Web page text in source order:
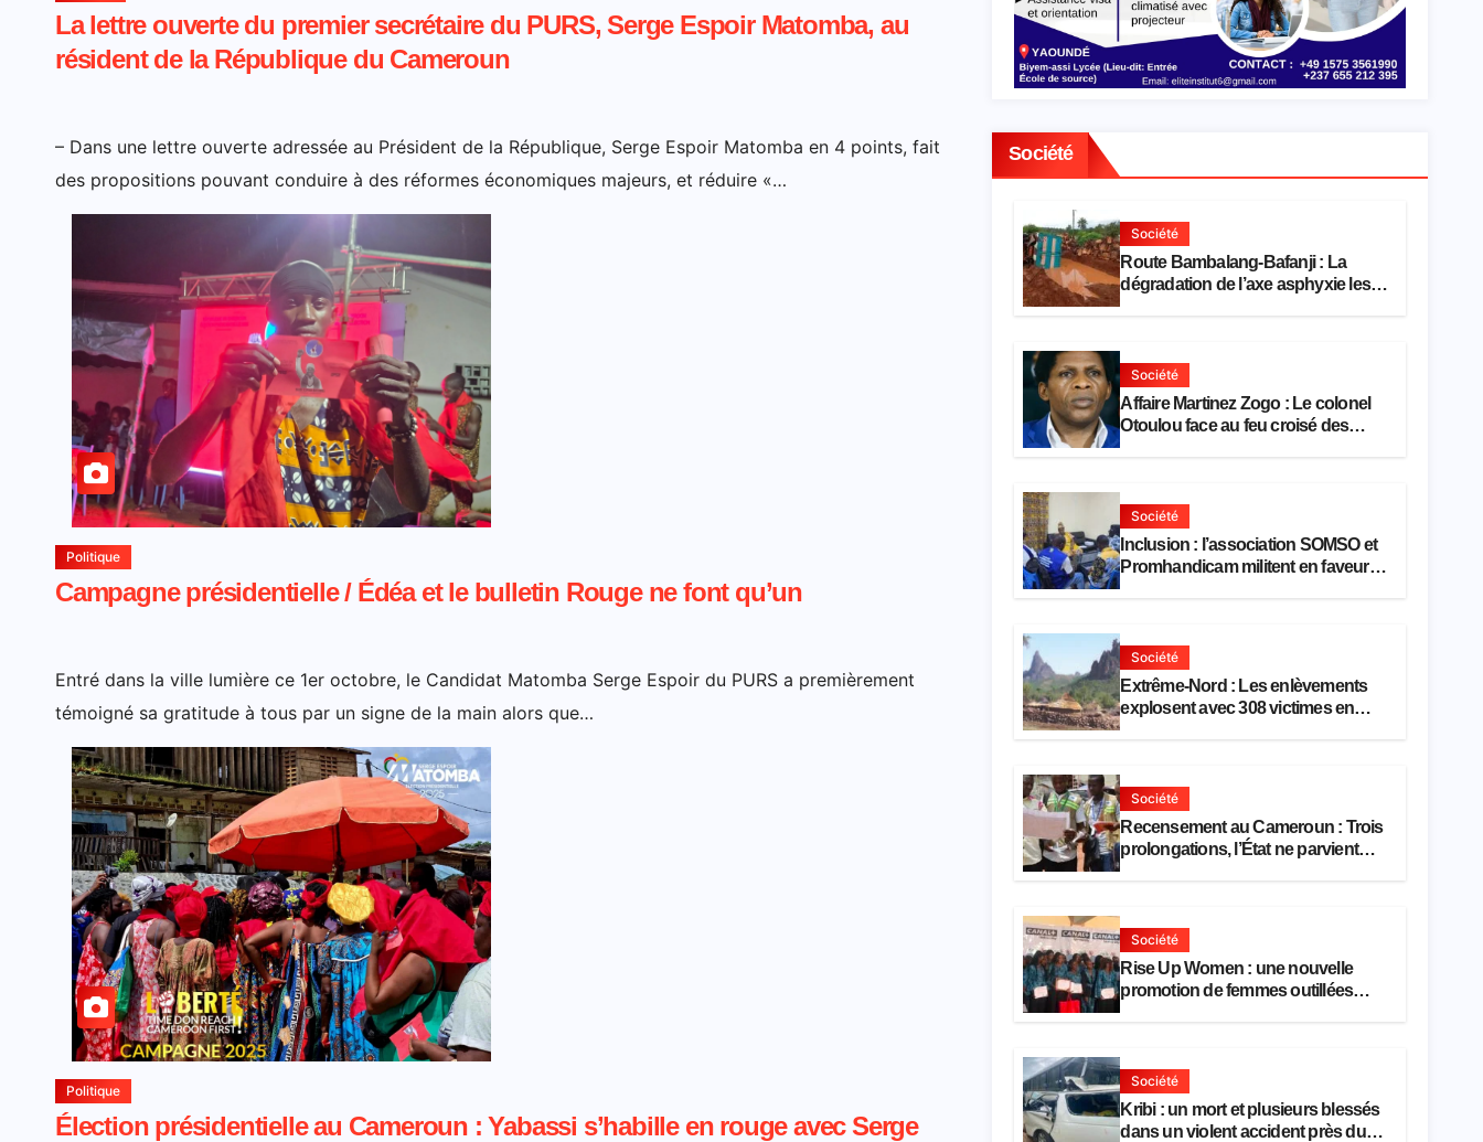
La lettre ouverte du premier secrétaire du PURS, Serge Espoir Matomba, au
résident de la République du Cameroun
– Dans une lettre ouverte adressée au Président de la République, Serge Espoir Matomba en 4 points, fait
des propositions pouvant conduire à des réformes économiques majeurs, et réduire «…
Politique
Campagne présidentielle / Édéa et le bulletin Rouge ne font qu’un
Entré dans la ville lumière ce 1er octobre, le Candidat Matomba Serge Espoir du PURS a premièrement
témoigné sa gratitude à tous par un signe de la main alors que…
Politique
Élection présidentielle au Cameroun : Yabassi s’habille en rouge avec Serge
Société
Société
Route Bambalang-Bafanji : La
dégradation de l’axe asphyxie les
Société
Affaire Martinez Zogo : Le colonel
Otoulou face au feu croisé des
Société
Inclusion : l’association SOMSO et
Promhandicam militent en faveur
Société
Extrême-Nord : Les enlèvements
explosent avec 308 victimes en
Société
Recensement au Cameroun : Trois
prolongations, l’État ne parvient
Société
Rise Up Women : une nouvelle
promotion de femmes outillées
Société
Kribi : un mort et plusieurs blessés
dans un violent accident près du